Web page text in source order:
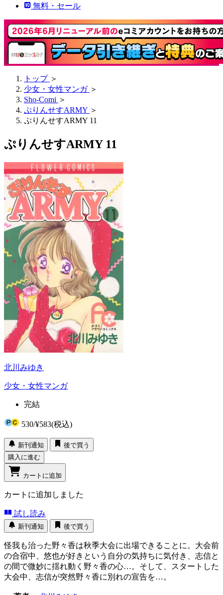
無料・セール
トップ ＞
少女・女性マンガ ＞
Sho-Comi ＞
ぷりんせすARMY ＞
ぷりんせすARMY 11
ぷりんせすARMY 11
北川みゆき
少女・女性マンガ
完結
530/¥583(税込)
新刊通知
後で買う
購入に進む
カートに追加
カートに追加しました
試し読み
新刊通知 後で買う
怪我も治った野々香は秋季大会に出場できることに。大会前
の合宿中、悠也が好きという自分の気持ちに気付き、志信と
の間で微妙に揺れ動く野々香の心…。そして、スタートした
大会中、志信が突然野々香に別れの宣告を…。